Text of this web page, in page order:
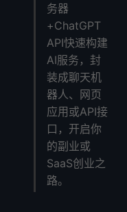
💰 变现模式参考
⏱️ 预计部署耗时
✅ 常见问题解答
🔚 结语
务器
+ChatGPT
API快速构建
AI服务，封
装成聊天机
器人、网页
应用或API接
口，开启你
的副业或
SaaS创业之
路。